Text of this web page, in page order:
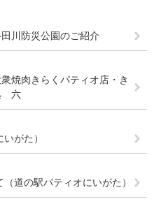
川防災公園のご紹介
焼肉きらくパティオ店・き
六
がた）
道の駅パティオにいがた）